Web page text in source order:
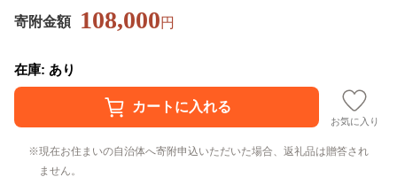
寄附金額 108,000円
在庫: あり
お気に入り
現在お住まいの自治体へ寄附申込いただいた場合、返礼品は贈答され
ません。